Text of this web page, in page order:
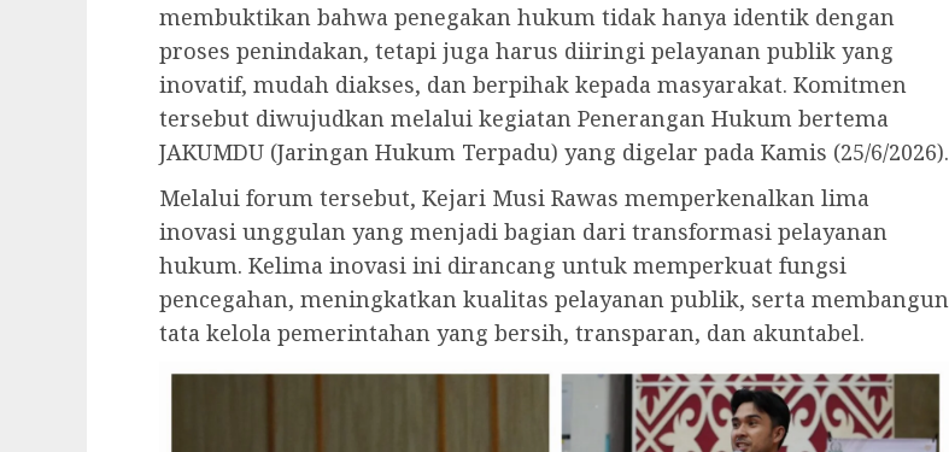
membuktikan bahwa penegakan hukum tidak hanya identik dengan
proses penindakan, tetapi juga harus diiringi pelayanan publik yang
inovatif, mudah diakses, dan berpihak kepada masyarakat. Komitmen
tersebut diwujudkan melalui kegiatan Penerangan Hukum bertema
JAKUMDU (Jaringan Hukum Terpadu) yang digelar pada Kamis (25/6/2026).
Melalui forum tersebut, Kejari Musi Rawas memperkenalkan lima
inovasi unggulan yang menjadi bagian dari transformasi pelayanan
hukum. Kelima inovasi ini dirancang untuk memperkuat fungsi
pencegahan, meningkatkan kualitas pelayanan publik, serta membangun
tata kelola pemerintahan yang bersih, transparan, dan akuntabel.